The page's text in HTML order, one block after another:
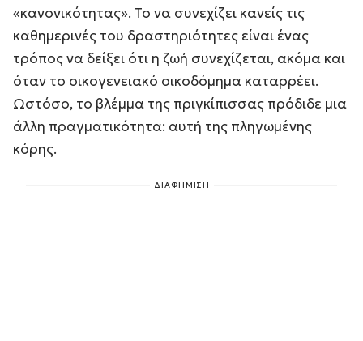
«κανονικότητας». Το να συνεχίζει κανείς τις
καθημερινές του δραστηριότητες είναι ένας
τρόπος να δείξει ότι η ζωή συνεχίζεται, ακόμα και
όταν το οικογενειακό οικοδόμημα καταρρέει.
Ωστόσο, το βλέμμα της πριγκίπισσας πρόδιδε μια
άλλη πραγματικότητα: αυτή της πληγωμένης
κόρης.
ΔΙΑΦΗΜΙΣΗ